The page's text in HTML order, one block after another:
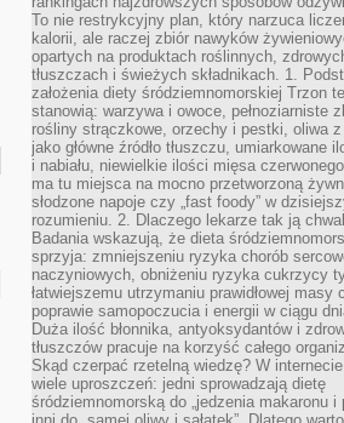
To nie restrykcyjny plan, który narzuca
kalorii, ale raczej zbiór nawyków
opartych na produktach roślinnych,
tłuszczach i świeżych składnikach. 1.
założenia diety śródziemnomorskiej Trzon
stanowią: warzywa i owoce, pełnoziarniste
rośliny strączkowe, orzechy i pestki, oliwa z
jako główne źródło tłuszczu, umiarkowane
i nabiału, niewielkie ilości mięsa
ma tu miejsca na mocno przetworzoną
słodzone napoje czy „fast foody” w
rozumieniu. 2. Dlaczego lekarze tak ją
Badania wskazują, że dieta
sprzyja: zmniejszeniu ryzyka chorób
naczyniowych, obniżeniu ryzyka cukrzycy
łatwiejszemu utrzymaniu prawidłowej masy
poprawie samopoczucia i energii w ciągu
Duża ilość błonnika, antyoksydantów i
tłuszczów pracuje na korzyść całego
Skąd czerpać rzetelną wiedzę? W
wiele uproszczeń: jedni sprowadzają dietę
śródziemnomorską do „jedzenia makaronu i